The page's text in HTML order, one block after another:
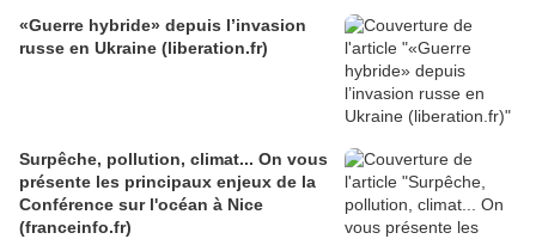
«Guerre hybride» depuis l’invasion
russe en Ukraine (liberation.fr)
Surpêche, pollution, climat... On vous
présente les principaux enjeux de la
Conférence sur l'océan à Nice
(franceinfo.fr)